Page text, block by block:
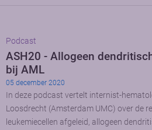
Podcast
ASH20 - Allogeen
bij AML
05 december 2020
In deze podcast vertelt internist-
Loosdrecht (Amsterdam UMC) over de
leukemiecellen afgeleid, allogeen